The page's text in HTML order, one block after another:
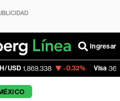
Ingresar
-0.32% Visa 369.59